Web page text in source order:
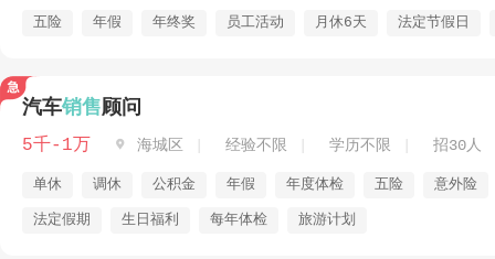
五险 年假 年终奖 员工活动 月休6天 法定节假日
汽车销售顾问
5千-1万  海城区 经验不限 学历不限 招30人
单休 调休 公积金 年假 年度体检 五险 意外险
法定假期 生日福利 每年体检 旅游计划